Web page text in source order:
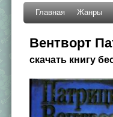
Главная Жанры
Вентворт
скачать книгу